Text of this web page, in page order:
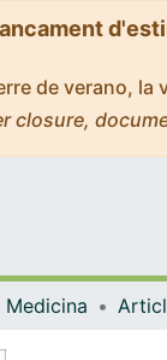
de verano,
closure,
Medicina